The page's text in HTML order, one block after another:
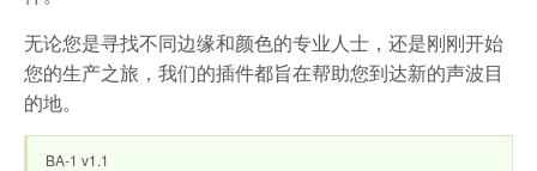
无论您是寻找不同边缘和颜色的专业人士，还是刚刚开始
您的生产之旅，我们的插件都旨在帮助您到达新的声波目
的地。
BA-1 v1.1